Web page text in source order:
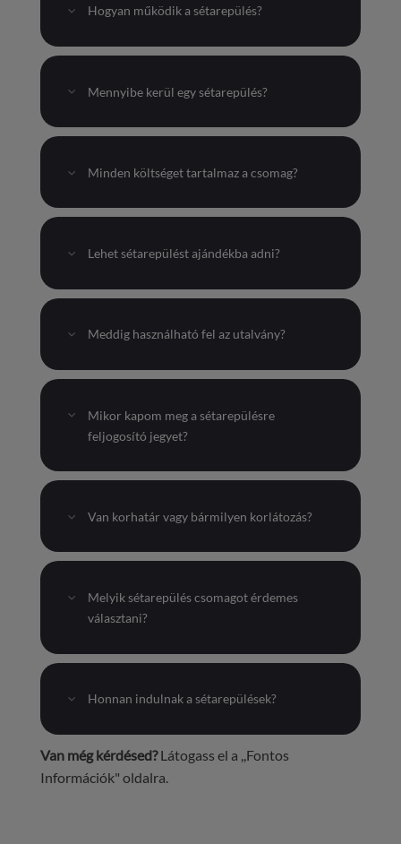
Hogyan működik a sétarepülés?
Mennyibe kerül egy sétarepülés?
Minden költséget tartalmaz a csomag?
Lehet sétarepülést ajándékba adni?
Meddig használható fel az utalvány?
Mikor kapom meg a sétarepülésre
feljogosító jegyet?
Van korhatár vagy bármilyen korlátozás?
Melyik sétarepülés csomagot érdemes
választani?
Honnan indulnak a sétarepülések?
Van még kérdésed?Látogass el a ,,Fontos
Információk" oldalra.